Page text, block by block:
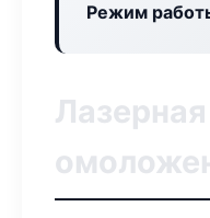
Режим